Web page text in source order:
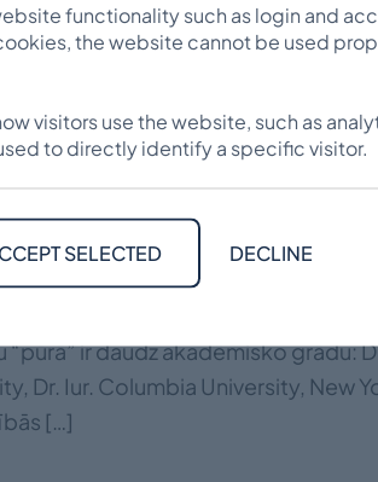
ģimnāzijas absolvēšanas Rīgā,
ir daudz akadēmisko grādu:
Dr. Iur. Columbia University, New
[…]
functionality such as login and
the website cannot be used
visitors use the website, such as
to directly identify a specific visitor.
DECLINE
SELECTED